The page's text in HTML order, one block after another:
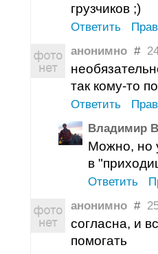
грузчиков ;)
Ответить
анонимно #24
так кому-то
Ответить
Владимир
Можно, но
в
Ответить
анонимно #25
согласна, и
помогать